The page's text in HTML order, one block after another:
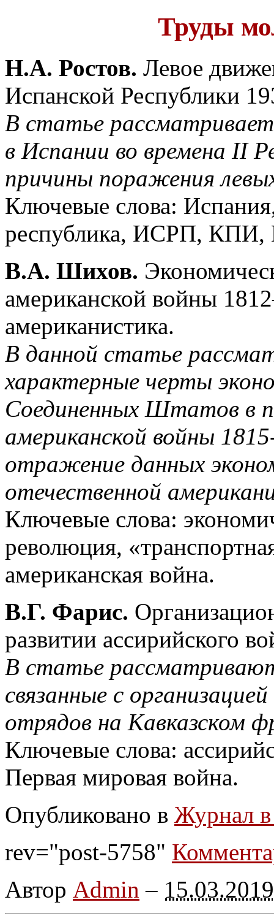
Труды
Н.А. Ростов. Левое
Испанской Республики
В статье
в Испании во времена II
причины поражения
Ключевые слова:
республика, ИСРП,
В.А. Шихов.
американской войны
американистика.
В данной статье
характерные черты
Соединенных Штатов в
американской войны
отражение данных
отечественной
Ключевые слова:
революция,
американская война.
В.Г. Фарис.
развитии ассирийского
В статье
связанные с
отрядов на Кавказском
Ключевые слова:
Первая мировая война.
Опубликовано в Журнал в
rev="post-5758"
Автор Admin – 15.03.2019